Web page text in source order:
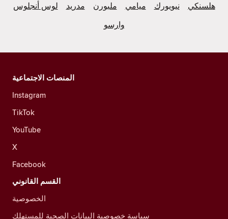
لوس أنجلوس
مدريد ملبورن ميامي نيويورك
هلسنكي
وارسو
المنصات الاجتماعية
Instagram
TikTok
YouTube
X
Facebook
القسم القانوني
الخصوصية
سياسة خصوصية البيانات الصحية للمستهلك